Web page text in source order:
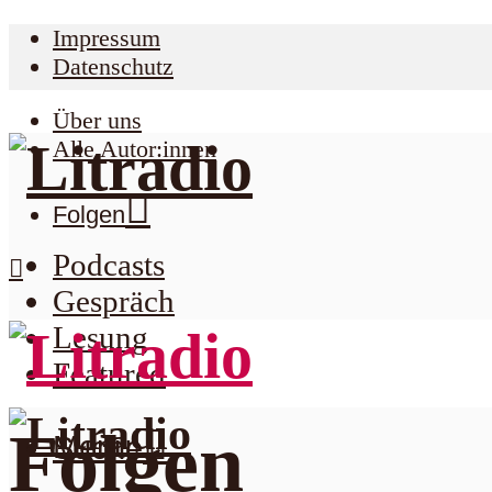
Impressum
Datenschutz
Über uns
Alle Autor:innen
Folgen
Folgen
Podcasts
Gespräch
Lesung
Featured
Menu
Suche